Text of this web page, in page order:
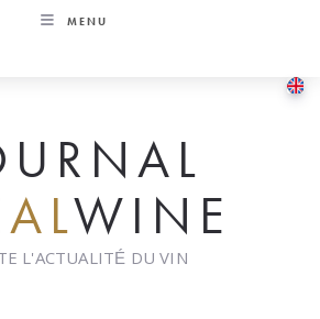
MENU
WINE
L'ACTUALITÉ DU VIN